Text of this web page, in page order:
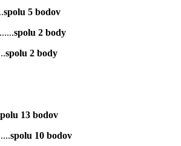
spolu 5 bodov
spolu 2 body
spolu 2 body
13 bodov
spolu 10 bodov